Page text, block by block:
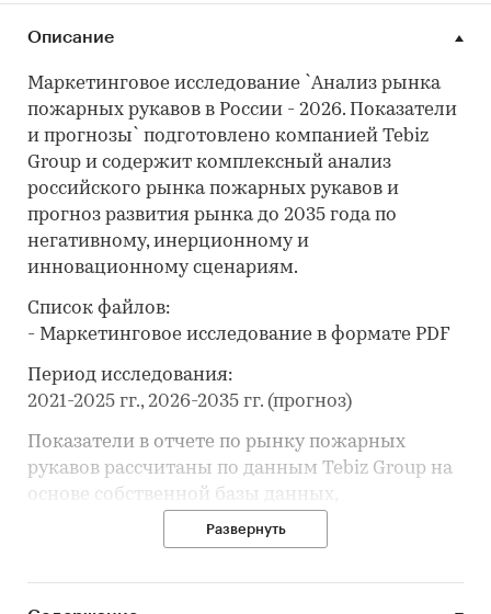
Описание
Маркетинговое исследование `Анализ рынка
пожарных рукавов в России - 2026. Показатели
и прогнозы` подготовлено компанией Tebiz
Group и содержит комплексный анализ
российского рынка пожарных рукавов и
прогноз развития рынка до 2035 года по
негативному, инерционному и
инновационному сценариям.
Список файлов:
- Маркетинговое исследование в формате PDF
Период исследования:
2021-2025 гг., 2026-2035 гг. (прогноз)
Показатели в отчете по рынку пожарных
рукавов рассчитаны по данным Tebiz Group на
основе собственной базы данных,
официальной статистики, таможенных
данных, корпоративной отчётности,
Развернуть